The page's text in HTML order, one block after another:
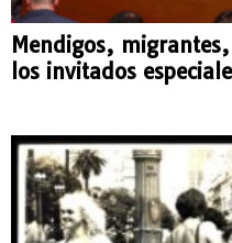
Mendigos,
los invitados